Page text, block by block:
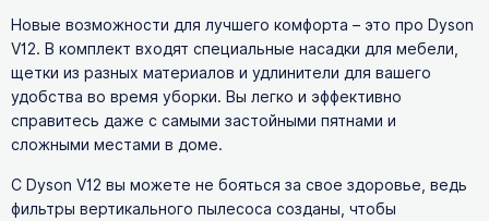
Новые возможности для лучшего комфорта – это про Dyson
V12. В комплект входят специальные насадки для мебели,
щетки из разных материалов и удлинители для вашего
удобства во время уборки. Вы легко и эффективно
справитесь даже с самыми застойными пятнами и
сложными местами в доме.
С Dyson V12 вы можете не бояться за свое здоровье, ведь
фильтры вертикального пылесоса созданы, чтобы